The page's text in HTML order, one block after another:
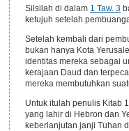
Silsilah di dalam 1 Taw. 3
ketujuh setelah
Setelah kembali dari
bukan hanya Kota
identitas mereka sebagai
kerajaan Daud dan
mereka membutuhkan
Untuk itulah penulis Kitab
yang lahir di Hebron dan
keberlanjutan janji Tuhan